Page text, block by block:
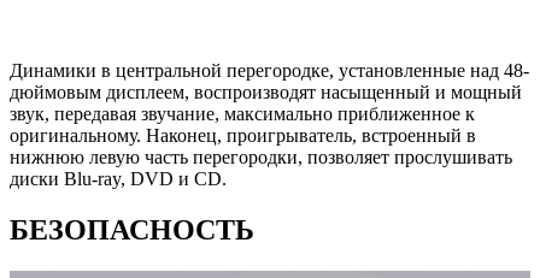
Динамики в центральной перегородке, установленные над 48-
дюймовым дисплеем, воспроизводят насыщенный и мощный
звук, передавая звучание, максимально приближенное к
оригинальному. Наконец, проигрыватель, встроенный в
нижнюю левую часть перегородки, позволяет прослушивать
диски Blu-ray, DVD и CD.
БЕЗОПАСНОСТЬ